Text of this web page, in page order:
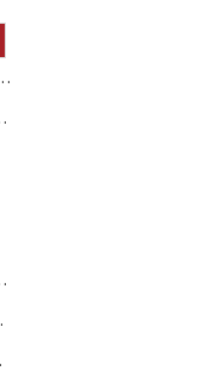
하반기 금융채 빅딜
권 호황 효과
주 오버행 경계
비상